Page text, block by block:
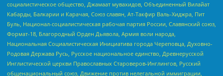
социалистическое общество, Джамаат мувахидов, Объединенный Вилайат
Кабарды, Балкарии и Карачая, Союз славян, Ат-Такфир Валь-Хиджра, Пит
Буль, Национал-социалистическая рабочая партия России, Славянский союз,
Формат-18, Благородный Орден Дьявола, Армия воли народа,
Национальная Социалистическая Инициатива города Череповца, Духовно-
Родовая Держава Русь, Русское национальное единство, Древнерусской
Инглистической церкви Православных Староверов-Инглингов, Русский
общенациональный союз, Движение против нелегальной иммиграции,